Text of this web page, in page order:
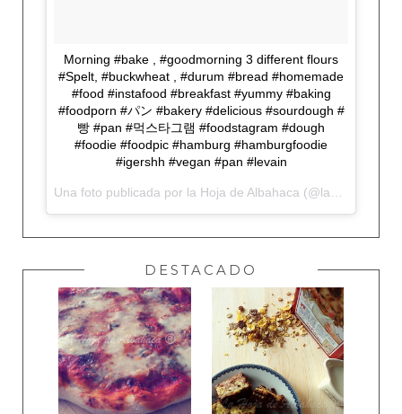
Morning #bake , #goodmorning 3 different flours
#Spelt, #buckwheat , #durum #bread #homemade
#food #instafood #breakfast #yummy #baking
#foodporn #パン #bakery #delicious #sourdough #
빵 #pan #먹스타그램 #foodstagram #dough
#foodie #foodpic #hamburg #hamburgfoodie
#igershh #vegan #pan #levain
Una foto publicada por la Hoja de Albahaca (@lahojadealbahaca) el
DESTACADO